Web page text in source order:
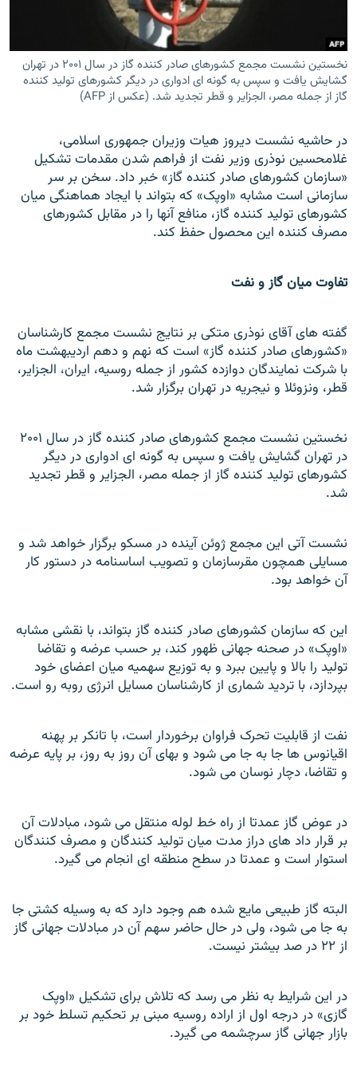
زبان‌های دیگر
نخستين نشست مجمع کشورهای صادر کننده گاز در سال ۲۰۰۱ در تهران
گشايش يافت و سپس به گونه ای ادواری در ديگر کشورهای توليد کننده
گاز از جمله مصر، الجزاير و قطر تجديد شد. (عکس از AFP)
در حاشيه نشست ديروز هيات وزيران جمهوری اسلامی،
غلامحسين نوذری وزير نفت از فراهم شدن مقدمات تشکيل
«سازمان کشورهای صادر کننده گاز» خبر داد. سخن بر سر
سازمانی است مشابه «اوپک» که بتواند با ايجاد هماهنگی ميان
کشورهای توليد کننده گاز، منافع آنها را در مقابل کشورهای
مصرف کننده اين محصول حفظ کند.
تفاوت ميان گاز و نفت
گفته های آقای نوذری متکی بر نتايج نشست مجمع کارشناسان
«کشورهای صادر کننده گاز» است که نهم و دهم ارديبهشت ماه
با شرکت نمايندگان دوازده کشور از جمله روسيه، ايران، الجزاير،
قطر، ونزوئلا و نيجريه در تهران برگزار شد.
نخستين نشست مجمع کشورهای صادر کننده گاز در سال ۲۰۰۱
در تهران گشايش يافت و سپس به گونه ای ادواری در ديگر
کشورهای توليد کننده گاز از جمله مصر، الجزاير و قطر تجديد
شد.
نشست آتی اين مجمع ژوئن آينده در مسکو برگزار خواهد شد و
مسايلی همچون مقرسازمان و تصويب اساسنامه در دستور کار
آن خواهد بود.
اين که سازمان کشورهای صادر کننده گاز بتواند، با نقشی مشابه
«اوپک» در صحنه جهانی ظهور کند، بر حسب عرضه و تقاضا
توليد را بالا و پايين ببرد و به توزيع سهميه ميان اعضای خود
بپردازد، با ترديد شماری از کارشناسان مسايل انرژی روبه رو است.
نفت از قابليت تحرک فراوان برخوردار است، با تانکر بر پهنه
اقيانوس ها جا به جا می شود و بهای آن روز به روز، بر پايه عرضه
و تقاضا، دچار نوسان می شود.
در عوض گاز عمدتا از راه خط لوله منتقل می شود، مبادلات آن
بر قرار داد های دراز مدت ميان توليد کنندگان و مصرف کنندگان
استوار است و عمدتا در سطح منطقه ای انجام می گيرد.
البته گاز طبيعی مايع شده هم وجود دارد که به وسيله کشتی جا
به جا می شود، ولی در حال حاضر سهم آن در مبادلات جهانی گاز
از ۲۲ در صد بيشتر نيست.
در اين شرايط به نظر می رسد که تلاش برای تشکيل «اوپک
گازی» در درجه اول از اراده روسيه مبنی بر تحکيم تسلط خود بر
بازار جهانی گاز سرچشمه می گيرد.